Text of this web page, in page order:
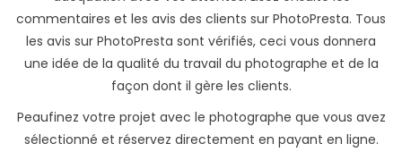
commentaires et les avis des clients sur PhotoPresta. Tous
les avis sur PhotoPresta sont vérifiés, ceci vous donnera
une idée de la qualité du travail du photographe et de la
façon dont il gère les clients.
Peaufinez votre projet avec le photographe que vous avez
sélectionné et réservez directement en payant en ligne.